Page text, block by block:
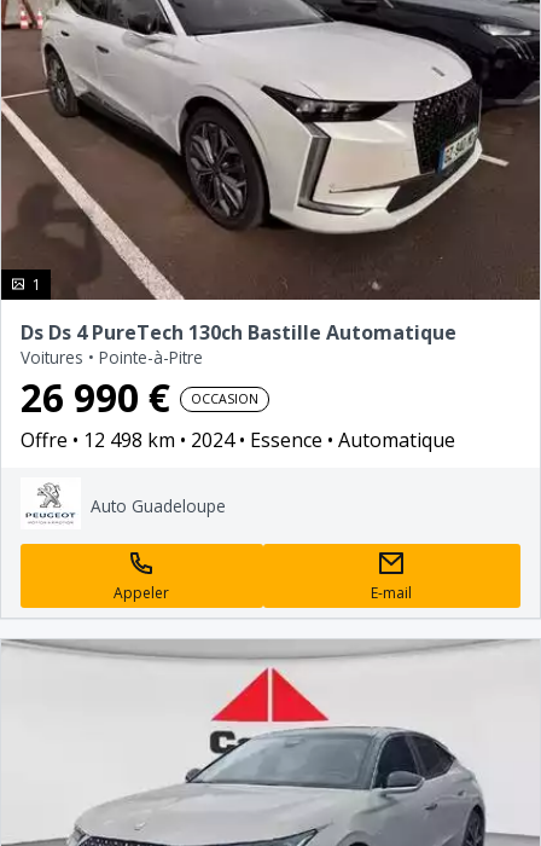
1 photo(s)
Ds Ds 4 PureTech 130ch Bastille Automatique
Voitures • Pointe-à-Pitre
26 990 € OCCASION
Offre 12 498 km 2024 Essence Automatique
Auto Guadeloupe
Appeler E-mail